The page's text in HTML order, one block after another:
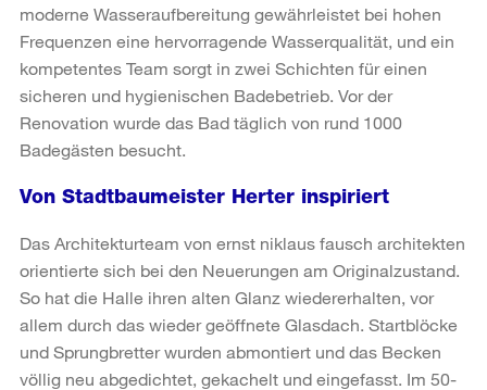
moderne Wasseraufbereitung gewährleistet bei hohen
Frequenzen eine hervorragende Wasserqualität, und ein
kompetentes Team sorgt in zwei Schichten für einen
sicheren und hygienischen Badebetrieb. Vor der
Renovation wurde das Bad täglich von rund 1000
Badegästen besucht.
Von Stadtbaumeister Herter inspiriert
Das Architekturteam von ernst niklaus fausch architekten
orientierte sich bei den Neuerungen am Originalzustand.
So hat die Halle ihren alten Glanz wiedererhalten, vor
allem durch das wieder geöffnete Glasdach. Startblöcke
und Sprungbretter wurden abmontiert und das Becken
völlig neu abgedichtet, gekachelt und eingefasst. Im 50-